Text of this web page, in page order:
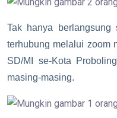
Tak hanya
terhubung melalui zoom
SD/MI se-Kota
masing-masing.